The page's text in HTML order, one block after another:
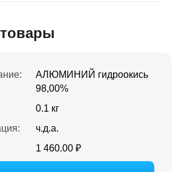
АЛЮМИНИЙ гидроокись
98,00%
0.1 кг
ч.д.а.
1 460.00 ₽